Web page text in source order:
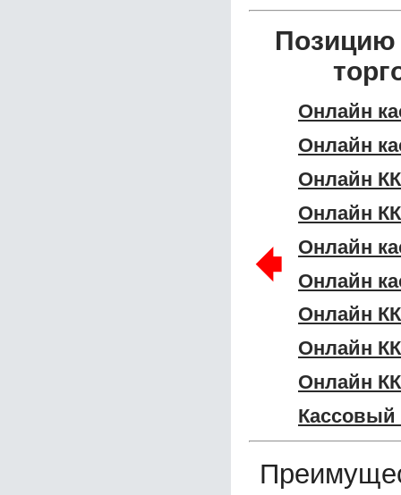
Онлайн
Онлайн
Онлайн
Онлайн
Онлайн
Онлайн
Онлайн
Онлайн
Онлайн
🠸